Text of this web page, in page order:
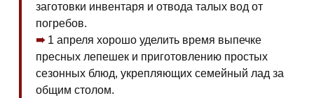
заготовки инвентаря и отвода талых вод от
погребов.
1 апреля хорошо уделить время выпечке
пресных лепешек и приготовлению простых
сезонных блюд, укрепляющих семейный лад за
общим столом.